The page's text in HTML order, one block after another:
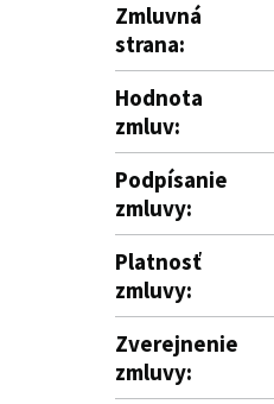
Zmluvná
strana:
Hodnota
zmluv:
Podpísanie
zmluvy:
Platnosť
zmluvy:
Zverejnenie
zmluvy: